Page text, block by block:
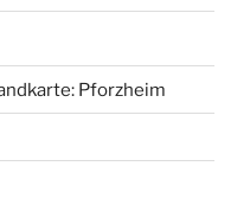
Pforzheim